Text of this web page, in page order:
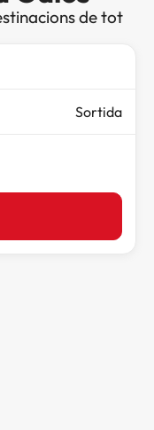
de tot
Sortida